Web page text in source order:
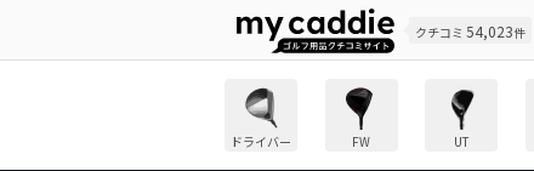
クチコミ 54,023件
ドライバー FW UT